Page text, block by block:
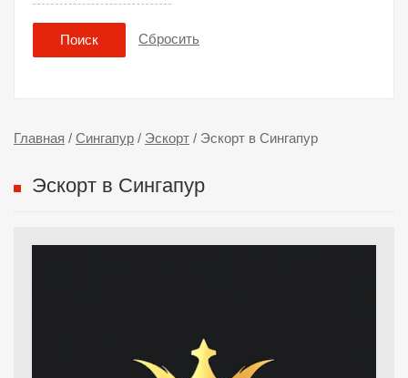
Поиск Сбросить
Главная / Сингапур / Эскорт / Эскорт в Сингапур
Эскорт в Сингапур